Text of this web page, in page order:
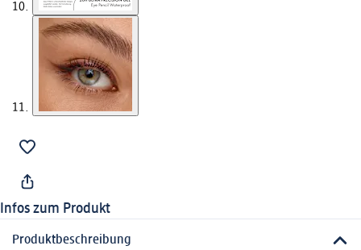
Infos zum Produkt
Produktbeschreibung